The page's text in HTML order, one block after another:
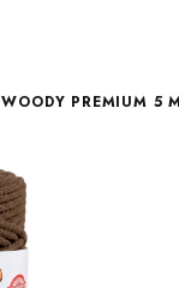
WOODY PREMIUM 5